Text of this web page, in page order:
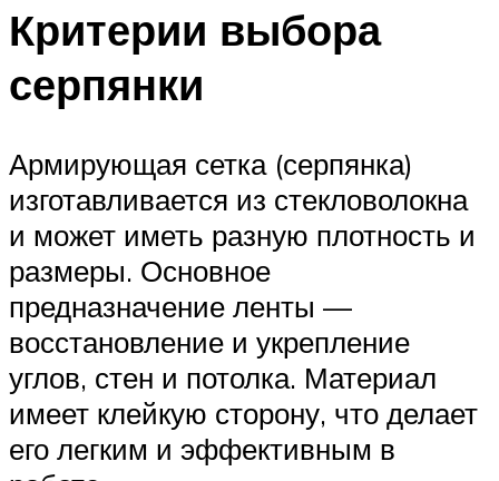
Критерии выбора
серпянки
Армирующая сетка (серпянка)
изготавливается из стекловолокна
и может иметь разную плотность и
размеры. Основное
предназначение ленты —
восстановление и укрепление
углов, стен и потолка. Материал
имеет клейкую сторону, что делает
его легким и эффективным в